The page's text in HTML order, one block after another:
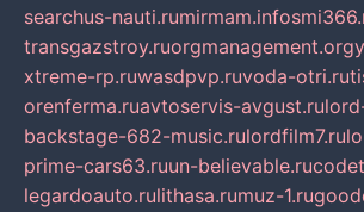
searchus-nauti.rumirmam.info
transgazstroy.ruorgmanagement.org
xtreme-rp.ruwasdpvp.ruvoda-otri.ru
orenferma.ruavtoservis-avgust.ru
backstage-682-music.rulordfilm7.ru
prime-cars63.ruun-believable.ru
legardoauto.rulithasa.rumuz-1.ru